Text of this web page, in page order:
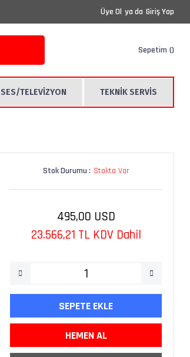
Üye Ol ya da Giriş Yap
Sepetim
SES/TELEVİZYON TEKNİK SERVİS
Stok Durumu : Stokta Var
495,00 USD
23.566,21 TL KDV Dahil
SEPETE EKLE
HEMEN AL